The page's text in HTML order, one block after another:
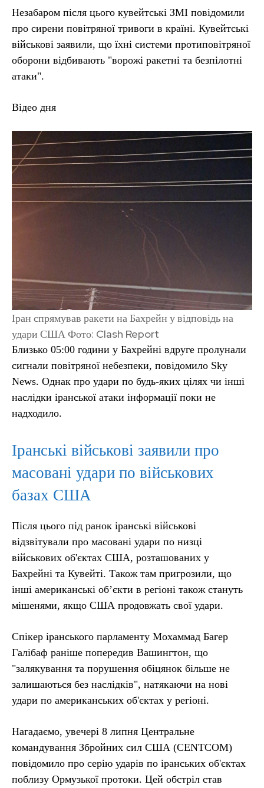
Незабаром після цього кувейтські ЗМІ повідомили
про сирени повітряної тривоги в країні. Кувейтські
військові заявили, що їхні системи протиповітряної
оборони відбивають "ворожі ракетні та безпілотні
атаки".
Відео дня
Іран спрямував ракети на Бахрейн у відповідь на
удари США Фото: Clash Report
Близько 05:00 години у Бахрейні вдруге пролунали
сигнали повітряної небезпеки, повідомило Sky
News. Однак про удари по будь-яких цілях чи інші
наслідки іранської атаки інформації поки не
надходило.
Іранські військові заявили про
масовані удари по військових
базах США
Після цього під ранок іранські військові
відзвітували про масовані удари по низці
військових об'єктах США, розташованих у
Бахрейні та Кувейті. Також там пригрозили, що
інші американські об’єкти в регіоні також стануть
мішенями, якщо США продовжать свої удари.
Спікер іранського парламенту Мохаммад Багер
Галібаф раніше попередив Вашингтон, що
"залякування та порушення обіцянок більше не
залишаються без наслідків", натякаючи на нові
удари по американських об'єктах у регіоні.
Нагадаємо, увечері 8 липня Центральне
командування Збройних сил США (CENTCOM)
повідомило про серію ударів по іранських об'єктах
поблизу Ормузької протоки. Цей обстріл став